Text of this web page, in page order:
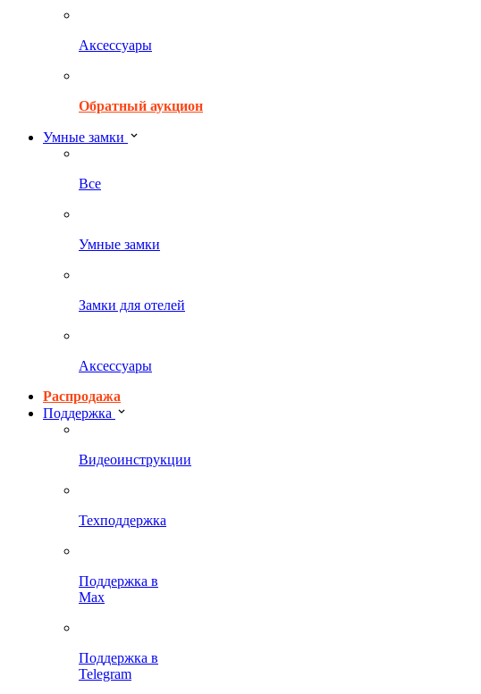
Аксессуары
Обратный аукцион
Умные замки
Все
Умные замки
Замки для отелей
Аксессуары
Распродажа
Поддержка
Видеоинструкции
Техподдержка
Поддержка в
Max
Поддержка в
Telegram